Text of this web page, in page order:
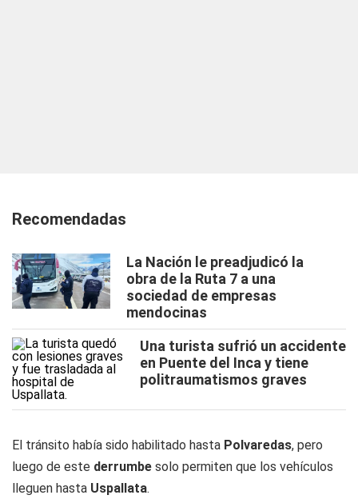
Recomendadas
La Nación le preadjudicó la
obra de la Ruta 7 a una
sociedad de empresas
mendocinas
Una turista sufrió un accidente
en Puente del Inca y tiene
politraumatismos graves
El tránsito había sido habilitado hasta Polvaredas, pero
luego de este derrumbe solo permiten que los vehículos
lleguen hasta Uspallata.